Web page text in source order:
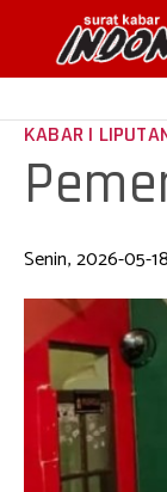
KABAR |
Senin, 2026-05-